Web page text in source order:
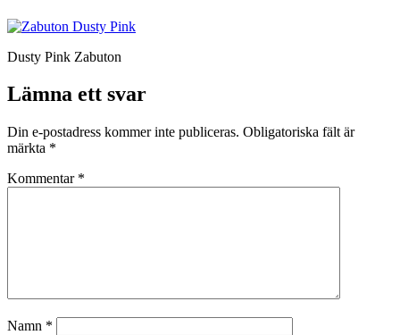
Dusty Pink Zabuton
Lämna ett svar
Din e-postadress kommer inte publiceras. Obligatoriska fält är
märkta *
Kommentar *
Namn *